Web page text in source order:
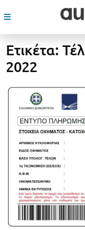
Ετικέτα:
2022